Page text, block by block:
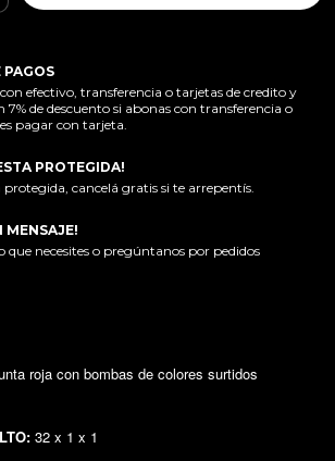
PAGOS
efectivo, transferencia o tarjetas de credito y
7% de descuento si abonas con transferencia o
pagar con tarjeta.
PROTEGIDA!
cancelá gratis si te arrepentís.
MENSAJE!
que necesites o pregúntanos por pedidos
roja con bombas de colores surtidos
32 x 1 x 1